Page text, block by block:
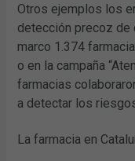
Otros ejemplos los
detección precoz de
marco 1.374
o en la campaña
farmacias
a detectar los
La farmacia en